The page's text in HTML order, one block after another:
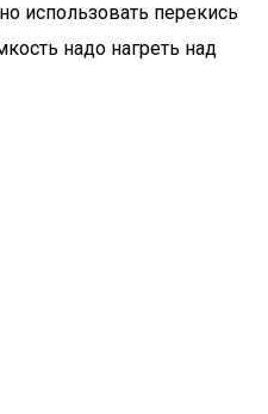
использовать перекись
надо нагреть над